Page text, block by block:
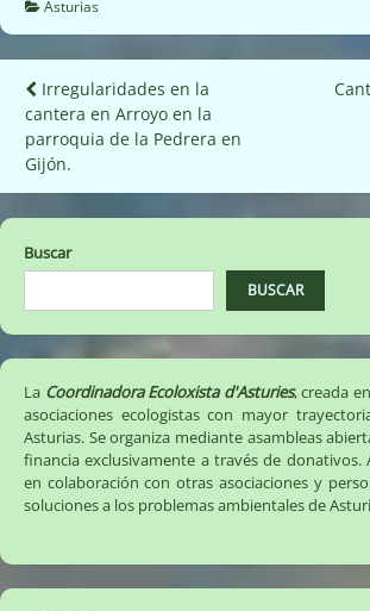
Asturias
Navegación
de
entradas
Irregularidades en la
cantera en Arroyo en la
parroquia de la Pedrera en
Gijón.
Buscar
BUSCAR
La Coordinadora Ecoloxista d'Asturies, creada
asociaciones ecologistas con mayor
Asturias. Se organiza mediante asambleas
financia exclusivamente a través de donativos.
en colaboración con otras asociaciones y
soluciones a los problemas ambientales de